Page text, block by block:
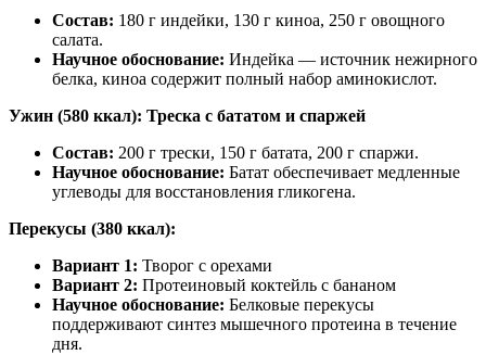
Состав: 180 г индейки, 130 г киноа, 250 г овощного
салата.
Научное обоснование: Индейка — источник нежирного
белка, киноа содержит полный набор аминокислот.
Ужин (580 ккал): Треска с бататом и спаржей
Состав: 200 г трески, 150 г батата, 200 г спаржи.
Научное обоснование: Батат обеспечивает медленные
углеводы для восстановления гликогена.
Перекусы (380 ккал):
Вариант 1: Творог с орехами
Вариант 2: Протеиновый коктейль с бананом
Научное обоснование: Белковые перекусы
поддерживают синтез мышечного протеина в течение
дня.